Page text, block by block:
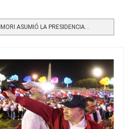
ASUMIÓ LA PRESIDENCIA...